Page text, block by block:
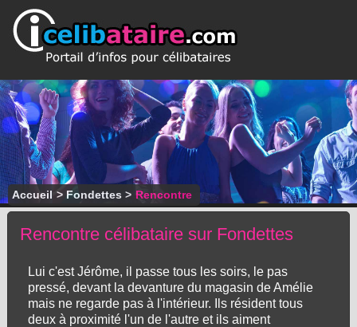
Accueil > Fondettes > Rencontre
Rencontre célibataire sur Fondettes
Lui c'est Jérôme, il passe tous les soirs, le pas
pressé, devant la devanture du magasin de Amélie
mais ne regarde pas à l'intérieur. Ils résident tous
deux à proximité l'un de l'autre et ils aiment